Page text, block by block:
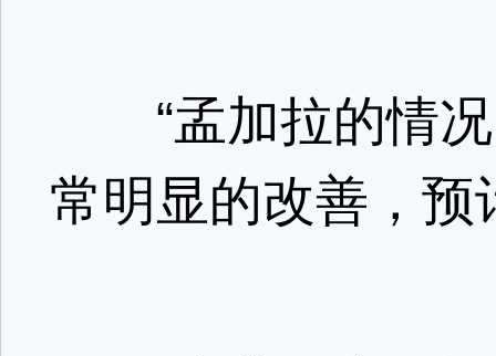
“孟加拉的情况
常明显的改善，预